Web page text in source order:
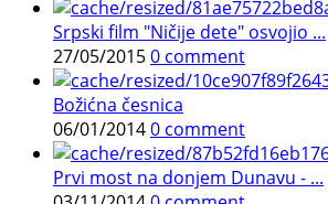
Srpski film "Ničije dete" osvojio ...
27/05/20150 comment
Božićna česnica
06/01/20140 comment
Prvi most na donjem Dunavu - ...